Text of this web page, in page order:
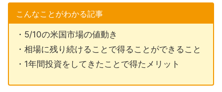
こんなことがわかる記事
・5/10の米国市場の値動き
・相場に残り続けることで得ることができること
・1年間投資をしてきたことで得たメリット